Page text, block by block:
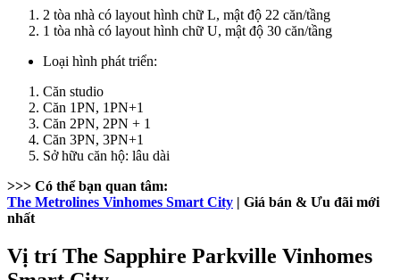
2 tòa nhà có layout hình chữ L, mật độ 22 căn/tầng
1 tòa nhà có layout hình chữ U, mật độ 30 căn/tầng
Loại hình phát triển:
Căn studio
Căn 1PN, 1PN+1
Căn 2PN, 2PN + 1
Căn 3PN, 3PN+1
Sở hữu căn hộ: lâu dài
>>> Có thể bạn quan tâm:
The Metrolines Vinhomes Smart City | Giá bán & Ưu đãi mới
nhất
Vị trí The Sapphire Parkville Vinhomes